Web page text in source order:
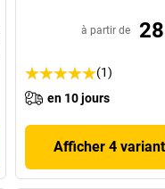
à partir de
(1)
en 10 jours
Afficher 4